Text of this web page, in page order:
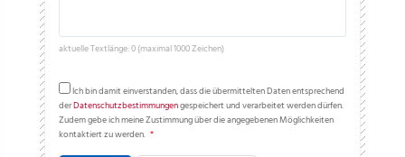
aktuelle Textlänge: 0 (maximal 1000 Zeichen)
Ich bin damit einverstanden, dass die übermittelten Daten entsprechend
derDatenschutzbestimmungengespeichert und verarbeitet werden dürfen.
Zudem gebe ich meine Zustimmung über die angegebenen Möglichkeiten
kontaktiert zu werden. *